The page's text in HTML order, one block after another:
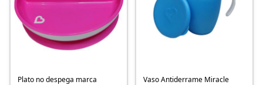
Plato no despega marca
Vaso Antiderrame Miracle